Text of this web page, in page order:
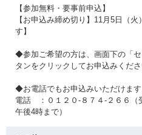
【参加無料・要事前申込】
【お申込み締め切り】11月5日（
す】
◆参加ご希望の方は、画面下の「
タンをクリックしてお申込みくださ
◆お電話でもお申込みいただけます
電話 ：０１２０-８７４-２６６
午後4時まで）